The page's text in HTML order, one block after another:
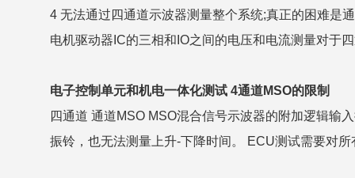
4 无法通过四通道示波器测量整个系统;真正的困难是
电机驱动器IC的三相和IO之间的电压和电流测量对于
电子控制单元和机电一体化测试 4通道MSO的限制
四通道 通道MSO MSO混合信号示波器的附加逻辑输
振铃，也无法测量上升-下降时间。 ECU测试需要对